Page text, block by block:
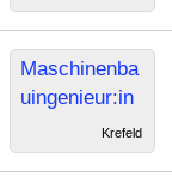
Maschinenba
uingenieur:in
Krefeld